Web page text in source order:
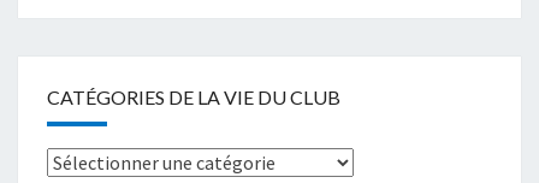
CATÉGORIES DE LA VIE DU CLUB
Catégories